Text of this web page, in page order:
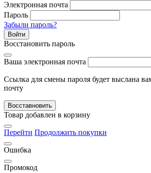
Электронная почта
Пароль
Забыли пароль?
Войти
Восстановить пароль
Ваша электронная почта
Ссылка для смены пароля будет выслана
почту
Восставновить
Товар добавлен в корзину
Перейти Продолжить покупки
Ошибка
Промокод